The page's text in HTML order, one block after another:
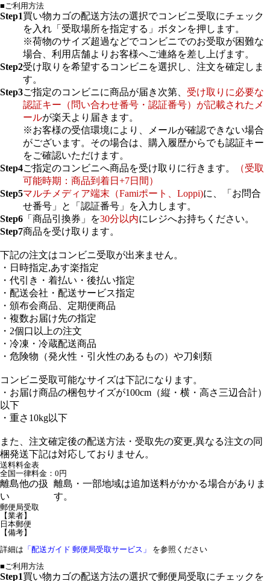
■ご利用方法
Step1買い物カゴの配送方法の選択でコンビニ受取にチェック
を入れ「受取場所を指定する」ボタンを押します。
※荷物のサイズ超過などでコンビニでのお受取が困難な
場合、利用店舗よりお客様へご連絡を差し上げます。
Step2受け取りを希望するコンビニを選択し、注文を確定しま
す。
Step3ご指定のコンビニに商品が届き次第、 受け取りに必要な
認証キー（問い合わせ番号・認証番号）が記載されたメ
ールが楽天より届きます。
※お客様の受信環境により、メールが確認できない場合
がございます。その場合は、購入履歴からでも認証キー
をご確認いただけます。
Step4ご指定のコンビニへ商品を受け取りに行きます。
（受取
可能時期：商品到着日+7日間）
Step5マルチメディア端末（Famiポート、Loppi)に、「お問合
せ番号」と「認証番号」を入力します。
Step6 「商品引換券」を30分以内にレジへお持ちください。
Step7商品を受け取ります。
下記の注文はコンビニ受取が出来ません。
・日時指定,あす楽指定
・代引き・着払い・後払い指定
・配送会社・配送サービス指定
・頒布会商品、定期便商品
・複数お届け先の指定
・2個口以上の注文
・冷凍・冷蔵配送商品
・危険物（発火性・引火性のあるもの）や刀剣類
コンビニ受取可能なサイズは下記になります。
・お届け商品の梱包サイズが100cm（縦・横・高さ三辺合計）
以下
・重さ10kg以下
また、注文確定後の配送方法・受取先の変更,異なる注文の同
梱発送下記は対応しておりません。
送料料金表
全国一律料金：0円
離島他の扱
い
離島・一部地域は追加送料がかかる場合がありま
す。
郵便局受取
【業者】
日本郵便
【備考】
詳細は 「配送ガイド 郵便局受取サービス」 を参照ください
■ご利用方法
Step1買い物カゴの配送方法の選択で郵便局受取にチェックを